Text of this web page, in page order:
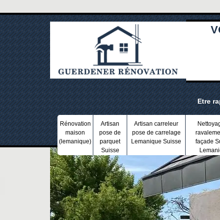
Etre
Rénovation
maison
(lemanique)
Artisan
pose de
parquet
Suisse
Artisan carreleur
pose de carrelage
Lemanique Suisse
façade